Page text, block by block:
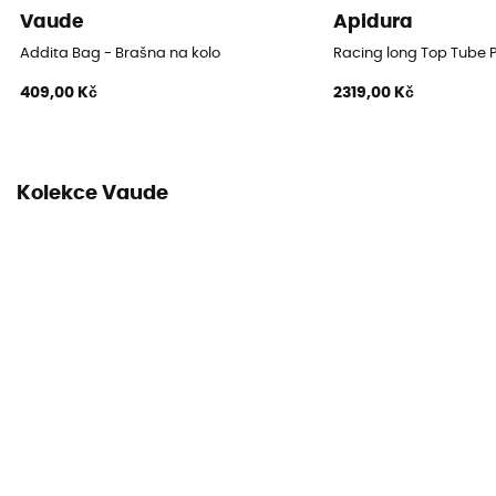
Vaude
Addita Bag - Brašna na kolo
409,00 Kč
Apidura
Racing long Top Tube
2319,00 Kč
Kolekce Vaude